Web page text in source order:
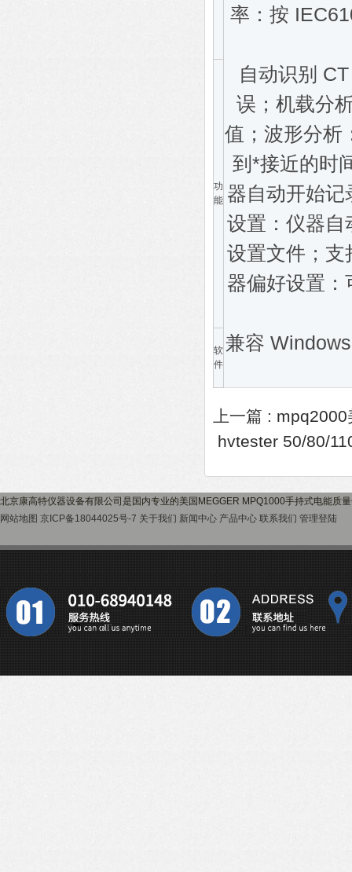
率：按
功
能
自动识别
误；机载分
值；波形分析
到*接近的时
器自动开始
设置：仪器自
设置文件；支
器偏好设置
软
件
兼容
上一篇 : mpq2000
hvtester 50/80/
北京康高特仪器设备有限公司是国内专业的美国MEGGER MPQ1000手持式电能质
网站地图 京ICP备18044025号-7 关于我们 新闻中心 产品中心 联系我们 管理登陆